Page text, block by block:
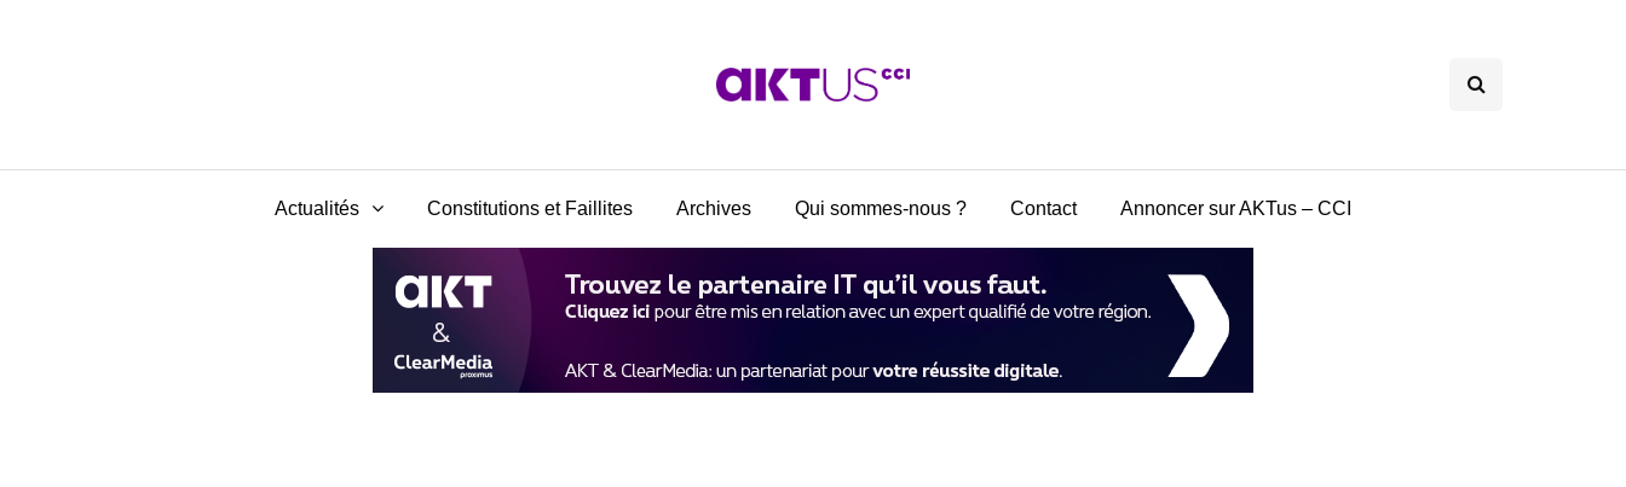
Actualités Constitutions et Faillites Archives Qui sommes-nous ? Contact Annoncer sur AKTus – CCI